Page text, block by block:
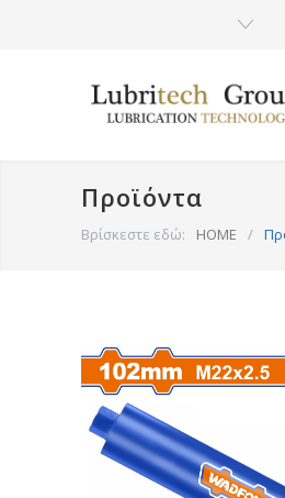
Προϊόντα
Βρίσκεστε εδώ: HOME /